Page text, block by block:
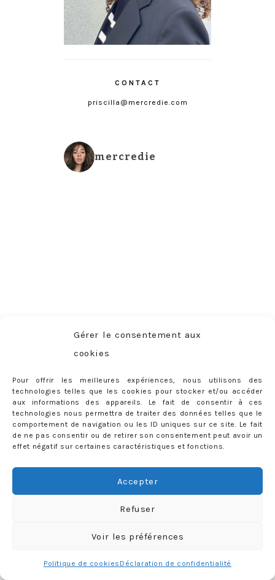
Gérer le consentement aux
cookies
Pour offrir les meilleures expériences, nous utilisons des
technologies telles que les cookies pour stocker et/ou accéder
aux informations des appareils. Le fait de consentir à ces
technologies nous permettra de traiter des données telles que le
comportement de navigation ou les ID uniques sur ce site. Le fait
de ne pas consentir ou de retirer son consentement peut avoir un
effet négatif sur certaines caractéristiques et fonctions.
Accepter
Refuser
Voir les préférences
Politique de cookies Déclaration de confidentialité
CONTACT
priscilla@mercredie.com
mercredie
Charger plus Follow me
CATÉGORIES
Catégories
RECHERCHER SUR LE BLOG
Rechercher :